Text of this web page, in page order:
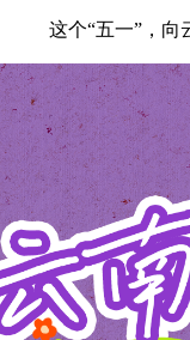
这个“五一”，向